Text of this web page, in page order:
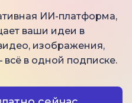
ИИ-платформа,
ваши идеи в
изображения,
в одной подписке.